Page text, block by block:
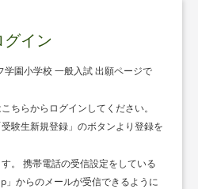
グイン
園小学校 一般入試 出願ページで
ちらからログインしてください。
験生新規登録」のボタンより登録を
。 携帯電話の受信設定をしている
からのメールが受信できるように